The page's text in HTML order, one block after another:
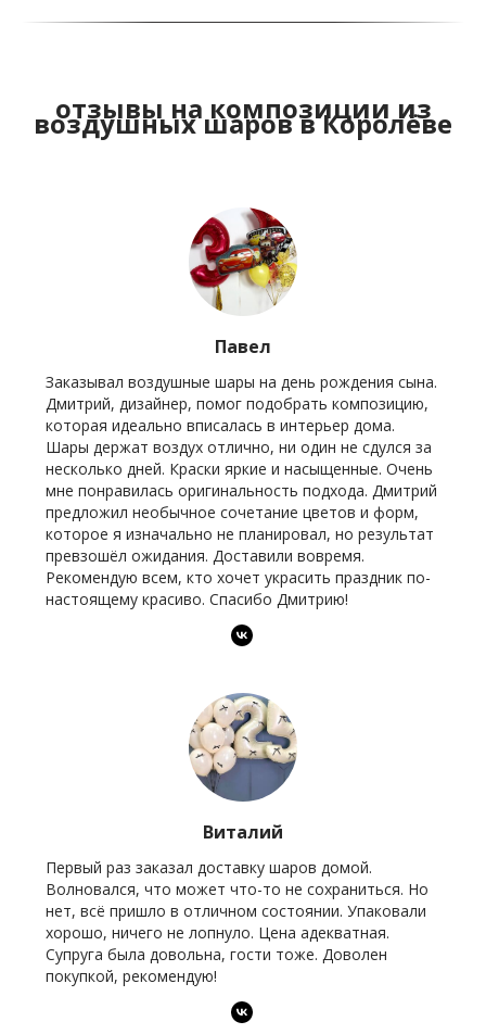
отзывы на композиции из
воздушных шаров в Королёве
Павел
Заказывал воздушные шары на день рождения сына.
Дмитрий, дизайнер, помог подобрать композицию,
которая идеально вписалась в интерьер дома.
Шары держат воздух отлично, ни один не сдулся за
несколько дней. Краски яркие и насыщенные. Очень
мне понравилась оригинальность подхода. Дмитрий
предложил необычное сочетание цветов и форм,
которое я изначально не планировал, но результат
превзошёл ожидания. Доставили вовремя.
Рекомендую всем, кто хочет украсить праздник по-
настоящему красиво. Спасибо Дмитрию!
Виталий
Первый раз заказал доставку шаров домой.
Волновался, что может что-то не сохраниться. Но
нет, всё пришло в отличном состоянии. Упаковали
хорошо, ничего не лопнуло. Цена адекватная.
Супруга была довольна, гости тоже. Доволен
покупкой, рекомендую!